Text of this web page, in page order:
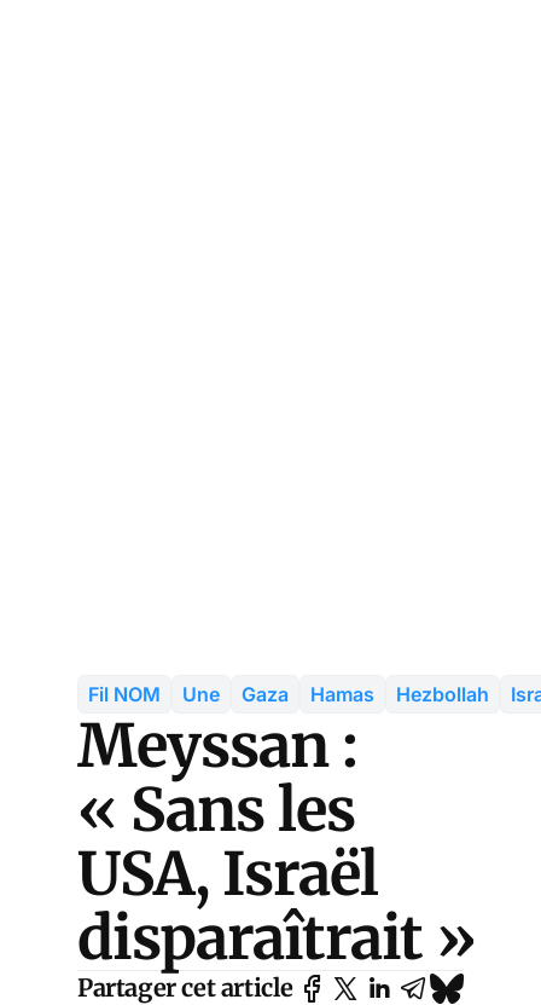
Fil NOM Une Gaza Hamas Hezbollah
Meyssan :
« Sans les
USA, Israël
disparaîtrait »
Partager cet article